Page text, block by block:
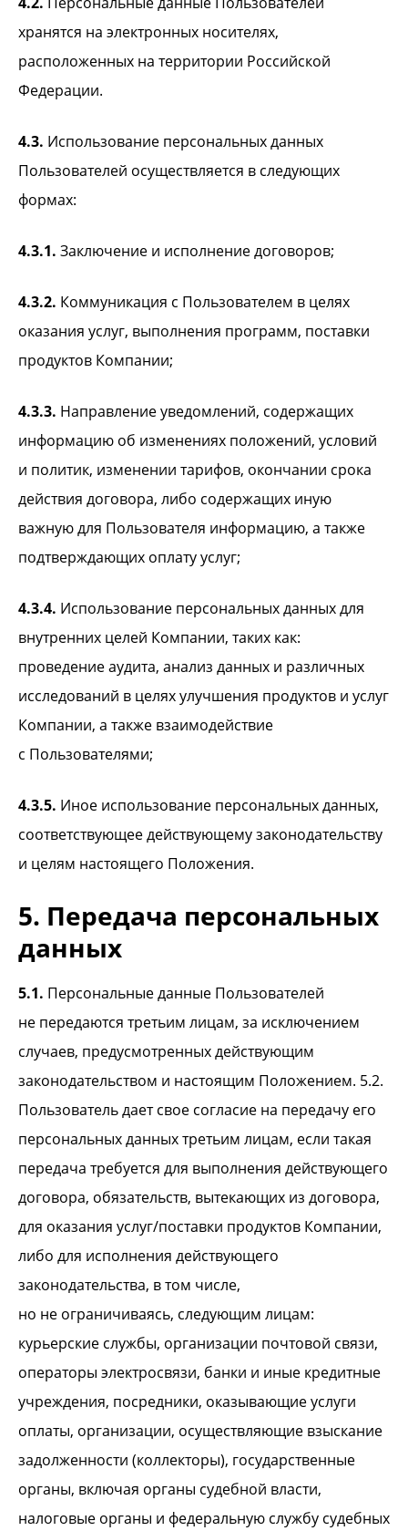
хранятся на электронных носителях,
расположенных на территории Российской
Федерации.
4.3. Использование персональных данных
Пользователей осуществляется в следующих
формах:
4.3.1. Заключение и исполнение договоров;
4.3.2. Коммуникация с Пользователем в целях
оказания услуг, выполнения программ, поставки
продуктов Компании;
4.3.3. Направление уведомлений, содержащих
информацию об изменениях положений, условий
и политик, изменении тарифов, окончании срока
действия договора, либо содержащих иную
важную для Пользователя информацию, а также
подтверждающих оплату услуг;
4.3.4. Использование персональных данных для
внутренних целей Компании, таких как:
проведение аудита, анализ данных и различных
исследований в целях улучшения продуктов и услуг
Компании, а также взаимодействие
с Пользователями;
4.3.5. Иное использование персональных данных,
соответствующее действующему законодательству
и целям настоящего Положения.
5. Передача персональных
данных
5.1. Персональные данные Пользователей
не передаются третьим лицам, за исключением
случаев, предусмотренных действующим
законодательством и настоящим Положением. 5.2.
Пользователь дает свое согласие на передачу его
персональных данных третьим лицам, если такая
передача требуется для выполнения действующего
договора, обязательств, вытекающих из договора,
для оказания услуг/поставки продуктов Компании,
либо для исполнения действующего
законодательства, в том числе,
но не ограничиваясь, следующим лицам:
курьерские службы, организации почтовой связи,
операторы электросвязи, банки и иные кредитные
учреждения, посредники, оказывающие услуги
оплаты, организации, осуществляющие взыскание
задолженности (коллекторы), государственные
органы, включая органы судебной власти,
налоговые органы и федеральную службу судебных